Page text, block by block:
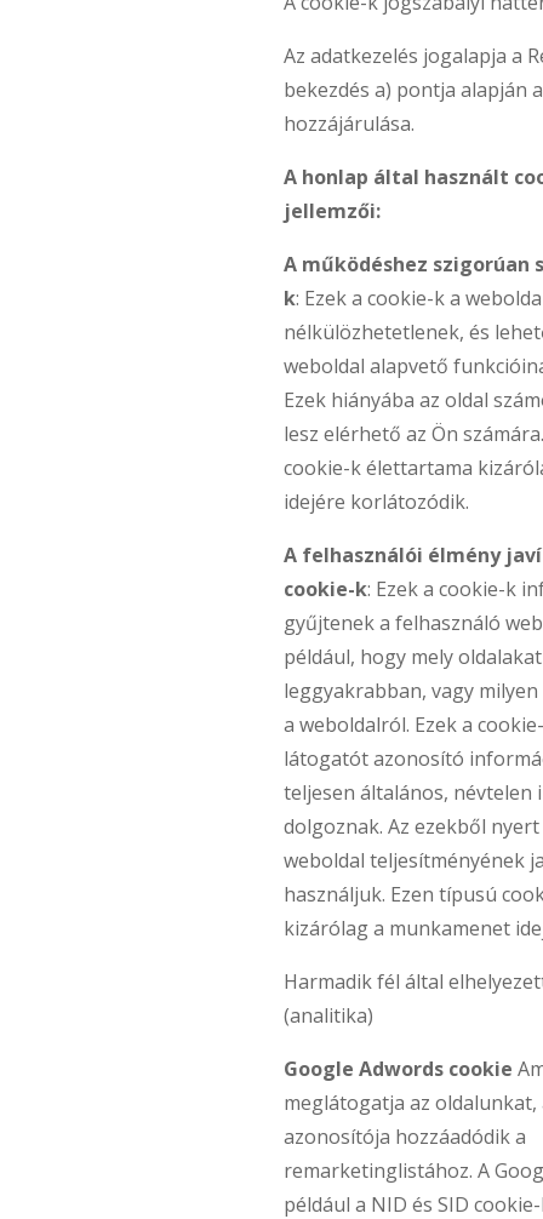
Az adatkezelés jogalapja a
bekezdés a) pontja alapján
hozzájárulása.
A honlap által használt
jellemzői:
A működéshez szigorúan
k: Ezek a cookie-k a
nélkülözhetetlenek, és
weboldal alapvető
Ezek hiányába az oldal
lesz elérhető az Ön
cookie-k élettartama
idejére korlátozódik.
A felhasználói élmény
cookie-k: Ezek a cookie-k
gyűjtenek a felhasználó
például, hogy mely
leggyakrabban, vagy
a weboldalról. Ezek a
látogatót azonosító
teljesen általános, névtelen
dolgoznak. Az ezekből
weboldal teljesítményének
használjuk. Ezen típusú
kizárólag a munkamenet
Harmadik fél által
(analitika)
Google Adwords cookie
meglátogatja az
azonosítója hozzáadódik a
remarketinglistához. A
például a NID és SID